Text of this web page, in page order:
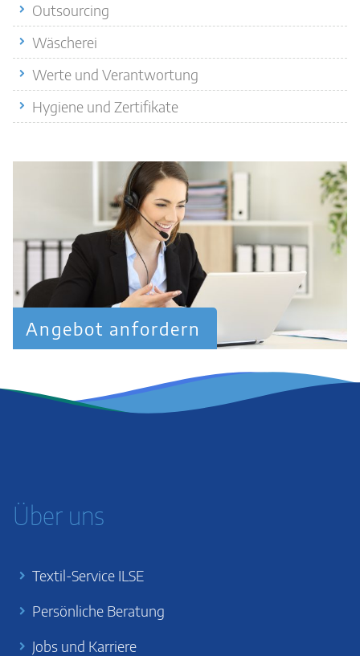
Outsourcing
Wäscherei
Werte und Verantwortung
Hygiene und Zertifikate
Angebot anfordern
Über uns
Textil-Service ILSE
Persönliche Beratung
Jobs und Karriere